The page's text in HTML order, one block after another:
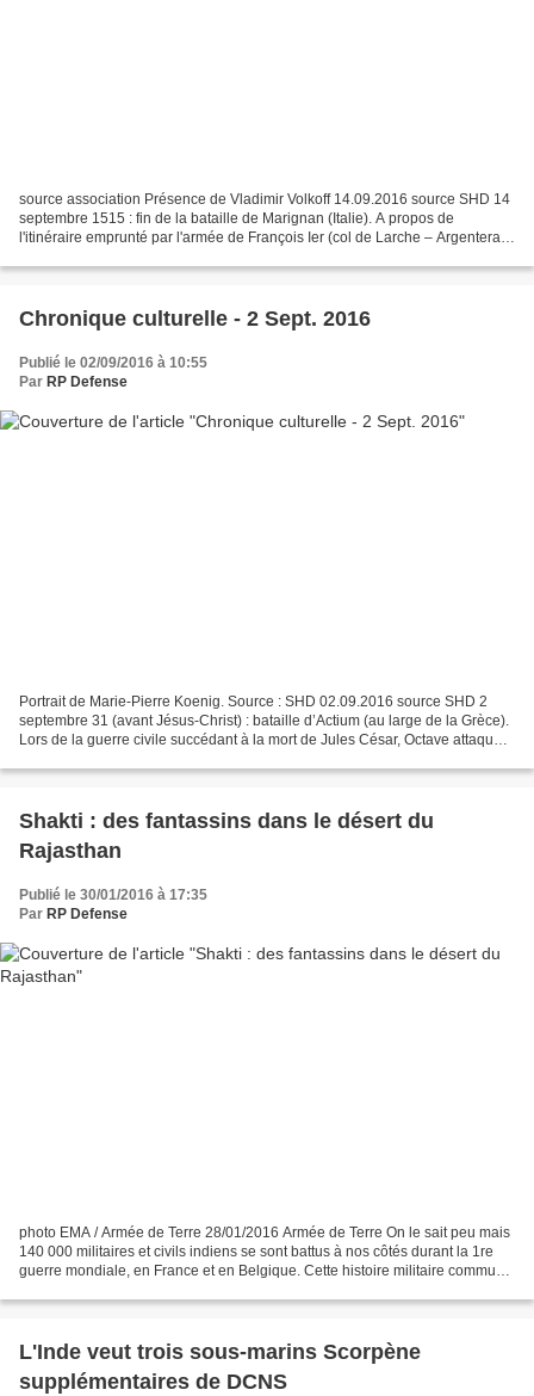
source association Présence de Vladimir Volkoff 14.09.2016 source SHD 14
septembre 1515 : fin de la bataille de Marignan (Italie). A propos de
l'itinéraire emprunté par l'armée de François Ier (col de Larche – Argentera
Chronique culturelle - 2 Sept. 2016
Publié le 02/09/2016 à 10:55
Par RP Defense
Portrait de Marie-Pierre Koenig. Source : SHD 02.09.2016 source SHD 2
septembre 31 (avant Jésus-Christ) : bataille d’Actium (au large de la Grèce).
Lors de la guerre civile succédant à la mort de Jules César, Octave attaque
Shakti : des fantassins dans le désert du
Rajasthan
Publié le 30/01/2016 à 17:35
Par RP Defense
photo EMA / Armée de Terre 28/01/2016 Armée de Terre On le sait peu mais
140 000 militaires et civils indiens se sont battus à nos côtés durant la 1re
guerre mondiale, en France et en Belgique. Cette histoire militaire commune
L'Inde veut trois sous-marins Scorpène
supplémentaires de DCNS